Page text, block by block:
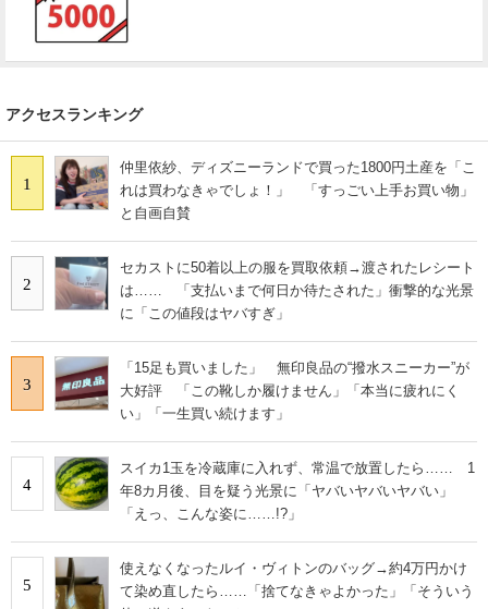
アクセスランキング
1
仲里依紗、ディズニーランドで買った1800円土産を「こ
れは買わなきゃでしょ！」 「すっごい上手お買い物」
と自画自賛
2
セカストに50着以上の服を買取依頼→渡されたレシート
は…… 「支払いまで何日か待たされた」衝撃的な光景
に「この値段はヤバすぎ」
3
「15足も買いました」 無印良品の“撥水スニーカー”が
大好評 「この靴しか履けません」「本当に疲れにく
い」「一生買い続けます」
4
スイカ1玉を冷蔵庫に入れず、常温で放置したら…… 1
年8カ月後、目を疑う光景に「ヤバいヤバいヤバい」
「えっ、こんな姿に……!?」
5
使えなくなったルイ・ヴィトンのバッグ→約4万円かけ
て染め直したら……「捨てなきゃよかった」「そういう